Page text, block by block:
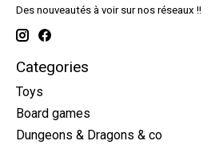
Des nouveautés à voir sur nos réseaux !!
Categories
Toys
Board games
Dungeons & Dragons & co